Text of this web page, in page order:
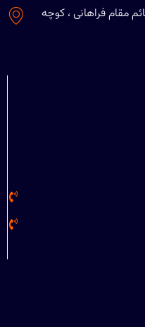
مقام فراهانی ، کوچه